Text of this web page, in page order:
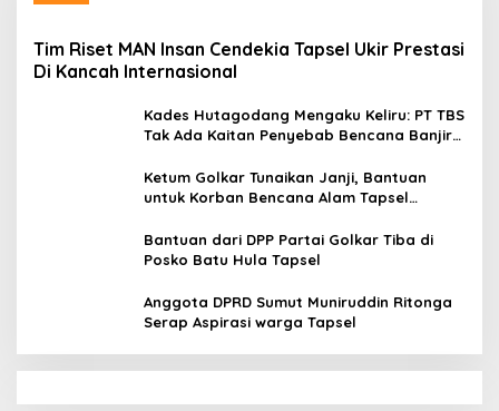
Tim Riset MAN Insan Cendekia Tapsel Ukir Prestasi
Di Kancah Internasional
Kades Hutagodang Mengaku Keliru: PT TBS
Tak Ada Kaitan Penyebab Bencana Banjir
Ketum Golkar Tunaikan Janji, Bantuan
untuk Korban Bencana Alam Tapsel
Bantuan dari DPP Partai Golkar Tiba di
Posko Batu Hula Tapsel
Anggota DPRD Sumut Muniruddin Ritonga
Serap Aspirasi warga Tapsel